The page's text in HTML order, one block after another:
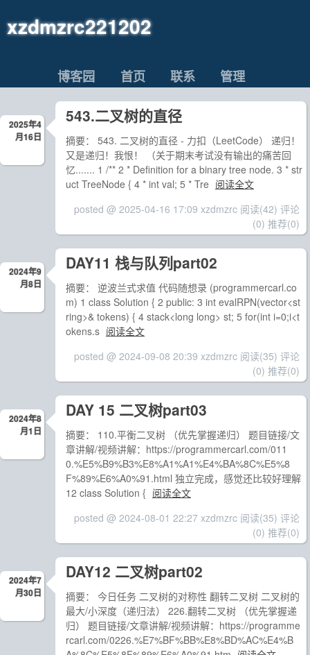
xzdmzrc221202
博客园 首页 联系 管理
2025年4
月16日
543.二叉树的直径
摘要： 543. 二叉树的直径 - 力扣（LeetCode） 递归！
又是递归！我恨！ （关于期末考试没有输出的痛苦回
忆....... 1 /** 2 * Definition for a binary tree node. 3 * str
uct TreeNode { 4 * int val; 5 * Tre 阅读全文
posted @ 2025-04-16 17:09 xzdmzrc 阅读(42) 评论
(0) 推荐(0)
2024年9
月8日
DAY11 栈与队列part02
摘要： 逆波兰式求值 代码随想录 (programmercarl.co
m) 1 class Solution { 2 public: 3 int evalRPN(vector<st
ring>& tokens) { 4 stack<long long> st; 5 for(int i=0;i<t
okens.s 阅读全文
posted @ 2024-09-08 20:39 xzdmzrc 阅读(35) 评论
(0) 推荐(0)
2024年8
月1日
DAY 15 二叉树part03
摘要： 110.平衡二叉树 （优先掌握递归） 题目链接/文
章讲解/视频讲解：https://programmercarl.com/011
0.%E5%B9%B3%E8%A1%A1%E4%BA%8C%E5%8
F%89%E6%A0%91.html 独立完成，感觉还比较好理解
12 class Solution { 阅读全文
posted @ 2024-08-01 22:27 xzdmzrc 阅读(35) 评论
(0) 推荐(0)
2024年7
月30日
DAY12 二叉树part02
摘要： 今日任务 二叉树的对称性 翻转二叉树 二叉树的
最大/小深度（递归法） 226.翻转二叉树 （优先掌握递
归） 题目链接/文章讲解/视频讲解：https://programme
rcarl.com/0226.%E7%BF%BB%E8%BD%AC%E4%B